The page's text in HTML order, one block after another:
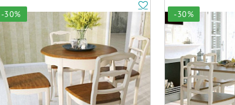
-30% -30%